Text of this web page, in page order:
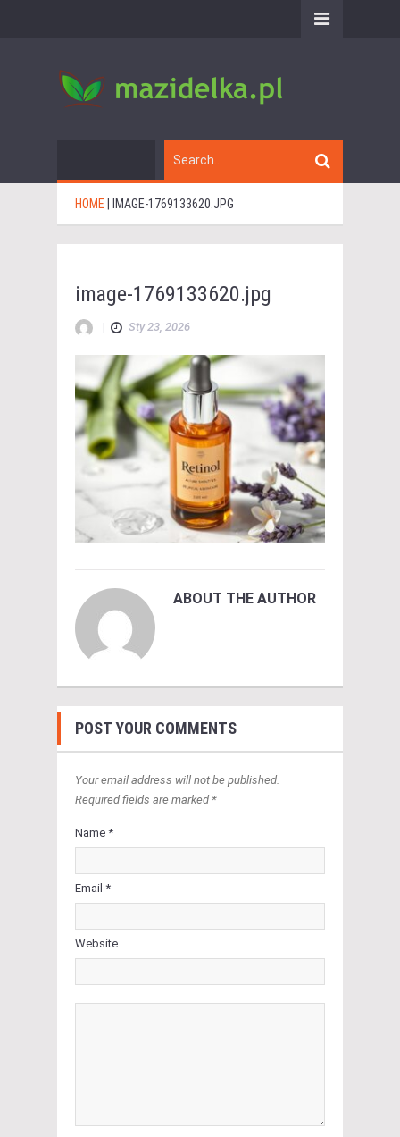
HOME IMAGE-1769133620.JPG
image-1769133620.jpg
| Sty 23, 2026
ABOUT THE AUTHOR
POST YOUR COMMENTS
Your email address will not be published.
Required fields are marked *
Name *
Email *
Website